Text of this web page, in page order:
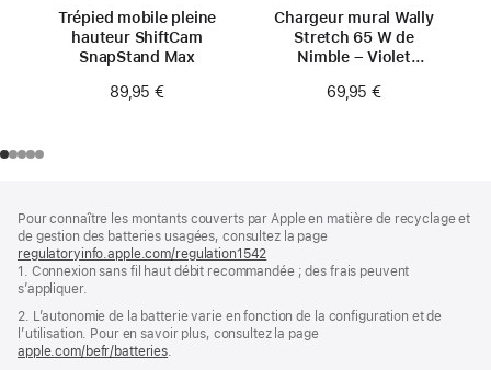
Trépied mobile pleine
hauteur ShiftCam
SnapStand Max
89,95 €
Chargeur mural Wally
Stretch 65 W de
Nimble – Violet
69,95 €
de
page
de
bas
de
page
Pour connaître les montants couverts par Apple en matière de recyclage et
de gestion des batteries usagées, consultez la page
regulatoryinfo.apple.com/regulation1542
dans
fenêtre)
1. Connexion sans fil haut débit recommandée ; des frais peuvent
s’appliquer.
2. L’autonomie de la batterie varie en fonction de la configuration et de
l’utilisation. Pour en savoir plus, consultez la page
apple.com/befr/batteries.